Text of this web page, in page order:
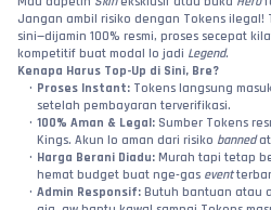
Jangan ambil risiko dengan Tokens ilegal!
sini—dijamin 100% resmi, proses secepat
kompetitif buat modal lo jadi Legend.
Kenapa Harus Top-Up di Sini, Bre?
Proses Instant: Tokens langsung
setelah pembayaran terverifikasi.
100% Aman & Legal: Sumber Tokens
Kings. Akun lo aman dari risiko banned
Harga Berani Diadu: Murah tapi tetap
hemat budget buat nge-gas event
Admin Responsif: Butuh bantuan atau